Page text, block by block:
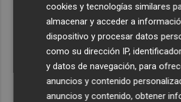
Últimas Noticias
Murcia registra 626 colonias felinas
y esteriliza a cerca de 2.990 gatos
Luís Castro: "El equipo debe tener la
no tener miedo a nadie y, cuando
sufrir todos juntos”
cookies y tecnologías similares
almacenar y acceder a
dispositivo y procesar datos
como su dirección IP,
y datos de navegación, para
anuncios y contenido
anuncios y contenido, obtener